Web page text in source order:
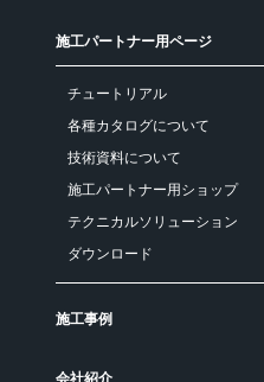
施工パートナー用ページ
チュートリアル
各種カタログについて
技術資料について
施工パートナー用ショップ
テクニカルソリューション
ダウンロード
施工事例
会社紹介